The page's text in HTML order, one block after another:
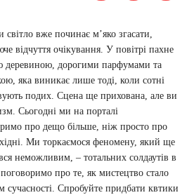
світло вже починає м’яко згасати,
відчуття очікування. У повітрі пахне
деревиною, дорогими парфумами та
яка виникає лише тоді, коли сотні
подих. Сцена ще прихована, але ви
Сьогодні ми на порталі
про дещо більше, ніж просто про
Ми торкаємося феномену, який ще
неможливим, – тотальних солдаутів в
про те, як мистецтво стало
Спробуйте придбати квтики